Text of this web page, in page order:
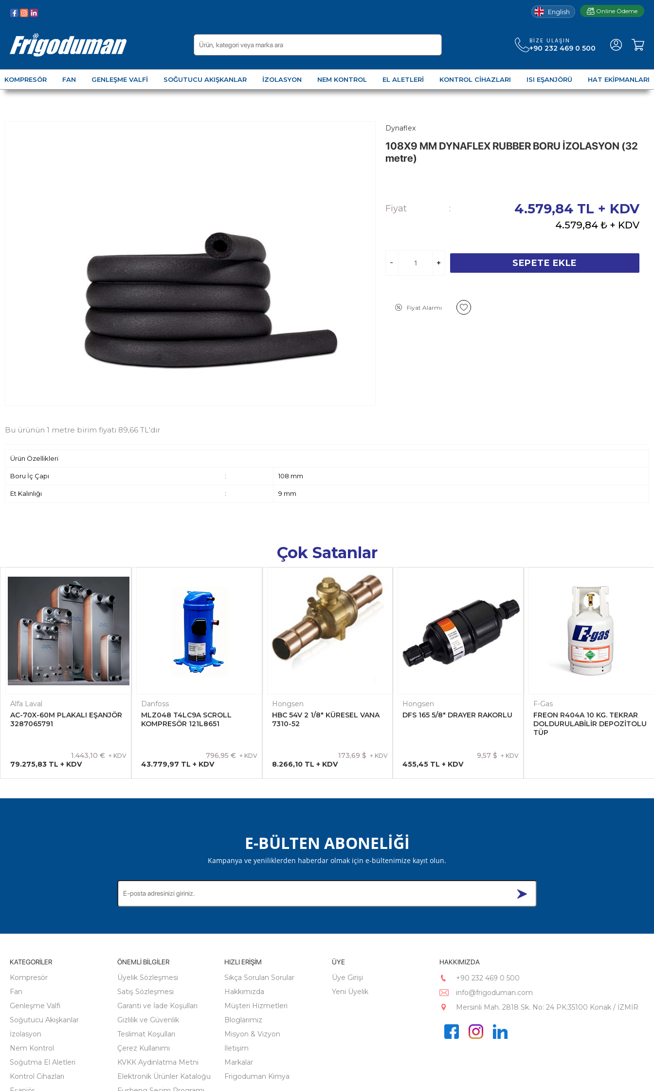
English Online Ödeme
BIZE ULAŞIN
+90 232 469 0 500
KOMPRESÖR FAN GENLEŞME VALFI SOĞUTUCU AKIŞKANLAR İZOLASYON NEM KONTROL EL ALETLERI KONTROL CIHAZLARI ISI EŞANJÖRÜ HAT EKIPMANLARI
Dynaflex
108X9 MM DYNAFLEX RUBBER BORU İZOLASYON (32
metre)
Fiyat : 4.579,84TL + KDV
4.579,84 ₺+ KDV
SEPETE EKLE
Fiyat Alarmı
Bu ürünün 1 metre birim fiyatı 89,66 TL'dir
Ürün Özellikleri
Boru İç Çapı : 108 mm
Et Kalınlığı : 9 mm
Çok Satanlar
Alfa Laval
AC-70X-60M PLAKALI EŞANJÖR
3287065791
1.443,10 € + KDV
79.275,83 TL + KDV
Danfoss
MLZ048 T4LC9A SCROLL
KOMPRESÖR 121L8651
796,95 € + KDV
43.779,97 TL + KDV
Hongsen
HBC 54V 2 1/8" KÜRESEL VANA
7310-52
173,69 $ + KDV
8.266,10 TL + KDV
Hongsen
DFS 165 5/8" DRAYER RAKORLU
9,57 $ + KDV
455,45 TL + KDV
F-Gas
FREON R404A 10 KG. TEKRAR
DOLDURULABİLİR DEPOZİTOLU
TÜP
E-BÜLTEN ABONELİĞİ
Kampanya ve yeniliklerden haberdar olmak için e-bültenimize kayıt olun.
KATEGORILER
Kompresör
Fan
Genleşme Valfi
Soğutucu Akışkanlar
İzolasyon
Nem Kontrol
Soğutma El Aletleri
Kontrol Cihazları
ÖNEMLI BILGILER
Üyelik Sözleşmesi
Satış Sözleşmesi
Garanti ve İade Koşulları
Gizlilik ve Güvenlik
Teslimat Koşulları
Çerez Kullanımı
KVKK Aydınlatma Metni
Elektronik Ürünler Kataloğu
HIZLI ERIŞIM
Sıkça Sorulan Sorular
Hakkımızda
Müşteri Hizmetleri
Bloglarımız
Misyon & Vizyon
İletişim
Markalar
Frigoduman Kimya
ÜYE
Üye Girişi
Yeni Üyelik
HAKKIMIZDA
+90 232 469 0 500
info@frigoduman.com
Mersinli Mah. 2818 Sk. No: 24 PK:35100 Konak / İZMİR